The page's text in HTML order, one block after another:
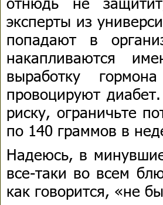
эксперты из
попадают в
накапливаются
выработку
провоцируют
риску, ограничьте
по 140 граммов в
Надеюсь, в
все-таки во всем
как говорится, «не